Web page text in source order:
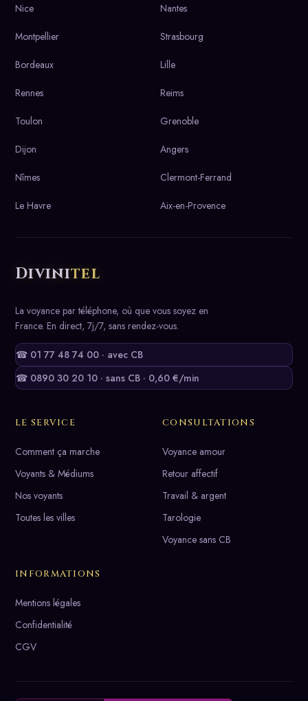
Nice Nantes
Montpellier Strasbourg
Bordeaux Lille
Rennes Reims
Toulon Grenoble
Dijon Angers
Nîmes Clermont-Ferrand
Le Havre Aix-en-Provence
Divinitel
La voyance par téléphone, où que vous soyez en
France. En direct, 7j/7, sans rendez-vous.
☎ 01 77 48 74 00 · avec CB
☎ 0890 30 20 10 · sans CB · 0,60 €/min
LE SERVICE
Comment ça marche
Voyants & Médiums
Nos voyants
Toutes les villes
CONSULTATIONS
Voyance amour
Retour affectif
Travail & argent
Tarologie
Voyance sans CB
INFORMATIONS
Mentions légales
Confidentialité
CGV